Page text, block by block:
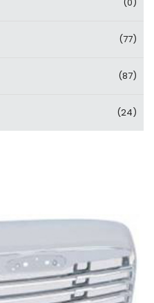
(77)
(87)
(24)